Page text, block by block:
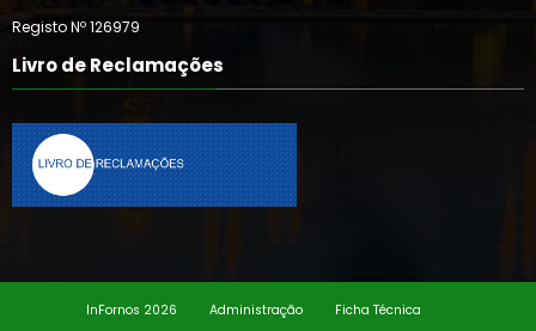
Registo Nº 126979
Livro de Reclamações
InFornos 2026 Administração Ficha Técnica